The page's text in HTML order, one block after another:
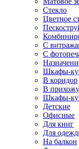
Стекло
Цветное
С
С
Шкафы-
В коридор
В
Шкафы-
Детские
Офисные
Для книг
Для
На балкон